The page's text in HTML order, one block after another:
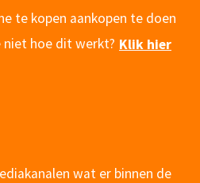
te kopen aankopen te doen
niet hoe dit werkt? Klik hier
wat er binnen de